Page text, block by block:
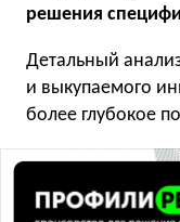
решения
Детальный
и выкупаемого
более глубокое